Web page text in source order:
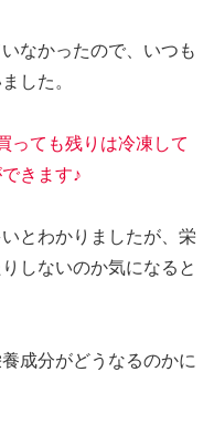
なかったので、いつも
した。
っても残りは冷凍して
きます♪
とわかりましたが、栄
しないのか気になると
成分がどうなるのかに